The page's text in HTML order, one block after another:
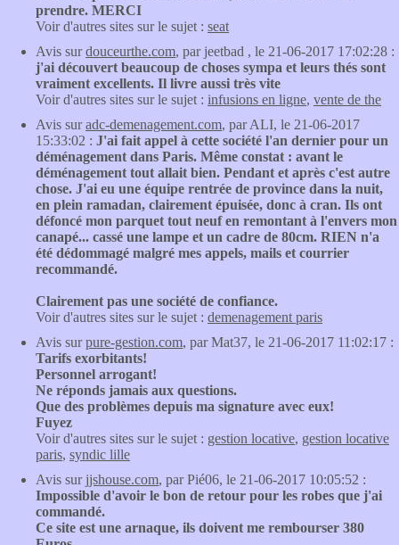
prendre. MERCI
Voir d'autres sites sur le sujet : seat
Avis surdouceurthe.com, par jeetbad , le 21-06-2017 17:02:28 :
j'ai découvert beaucoup de choses sympa et leurs thés sont
vraiment excellents. Il livre aussi très vite
Voir d'autres sites sur le sujet : infusions en ligne, vente de the
Avis suradc-demenagement.com, par ALI, le 21-06-2017
15:33:02 : J'ai fait appel à cette société l'an dernier pour un
déménagement dans Paris. Même constat : avant le
déménagement tout allait bien. Pendant et après c'est autre
chose. J'ai eu une équipe rentrée de province dans la nuit,
en plein ramadan, clairement épuisée, donc à cran. Ils ont
défoncé mon parquet tout neuf en remontant à l'envers mon
canapé... cassé une lampe et un cadre de 80cm. RIEN n'a
été dédommagé malgré mes appels, mails et courrier
recommandé.
Clairement pas une société de confiance.
Voir d'autres sites sur le sujet : demenagement paris
Avis surpure-gestion.com, par Mat37, le 21-06-2017 11:02:17 :
Tarifs exorbitants!
Personnel arrogant!
Ne réponds jamais aux questions.
Que des problèmes depuis ma signature avec eux!
Fuyez
Voir d'autres sites sur le sujet : gestion locative, gestion locative
paris, syndic lille
Avis surjjshouse.com, par Pié06, le 21-06-2017 10:05:52 :
Impossible d'avoir le bon de retour pour les robes que j'ai
commandé.
Ce site est une arnaque, ils doivent me rembourser 380